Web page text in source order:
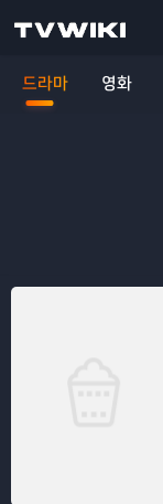
드라마 영화